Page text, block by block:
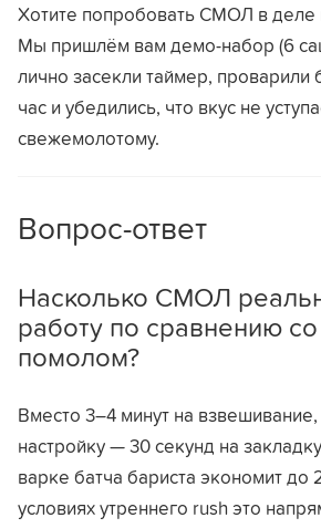
Хотите попробовать СМОЛ в деле
Мы пришлём вам демо-набор (6
лично засекли таймер, проварили
час и убедились, что вкус не
свежемолотому.
Вопрос-ответ
Насколько СМОЛ
работу по сравнению
помолом?
Вместо 3–4 минут на
настройку — 30 секунд на
варке батча бариста экономит до
условиях утреннего rush это